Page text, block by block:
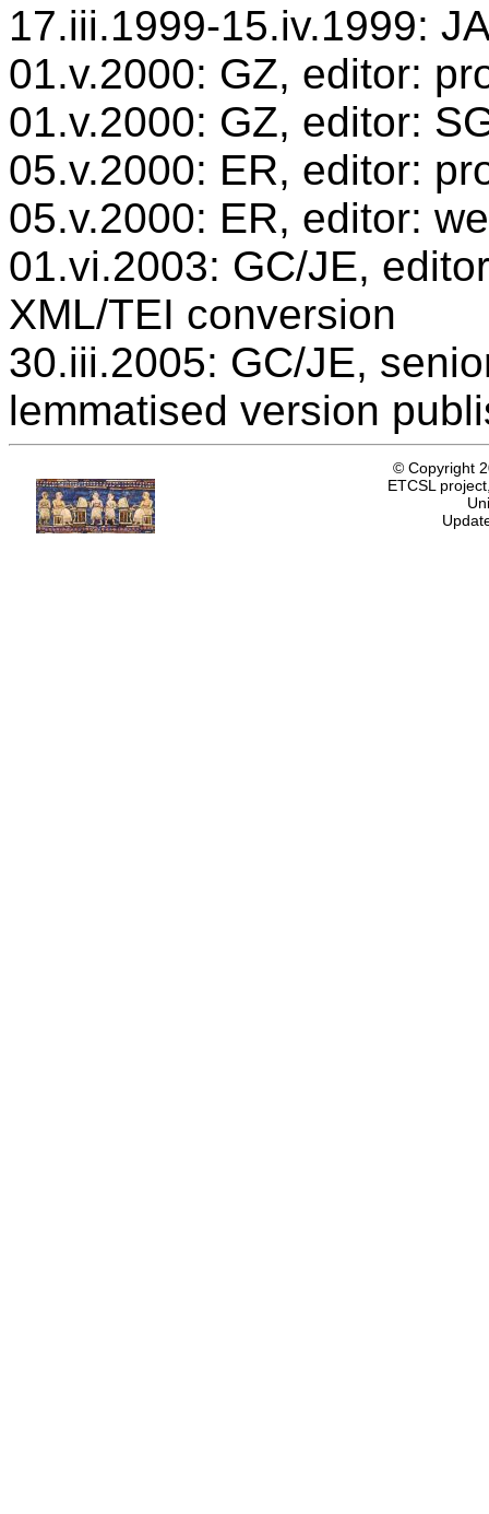
17.iii.1999-15.iv.1999:
01.v.2000: GZ, editor:
01.v.2000: GZ, editor:
05.v.2000: ER, editor:
05.v.2000: ER, editor:
01.vi.2003: GC/JE,
XML/TEI conversion
30.iii.2005: GC/JE,
lemmatised version
© Copyright
ETCSL